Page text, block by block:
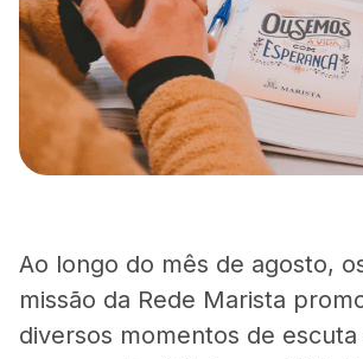
Ao longo do mês de agosto,
missão da Rede Marista
diversos momentos de escuta